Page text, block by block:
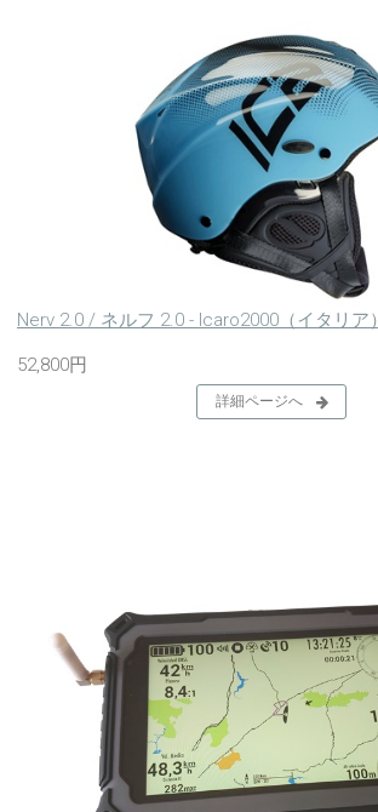
Nerv 2.0 / ネルフ 2.0 - Icaro2000（イタリア）
52,800円
詳細ページへ